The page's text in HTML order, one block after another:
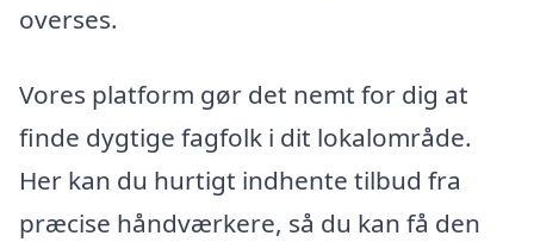
overses.
Vores platform gør det nemt for dig at
finde dygtige fagfolk i dit lokalområde.
Her kan du hurtigt indhente tilbud fra
præcise håndværkere, så du kan få den